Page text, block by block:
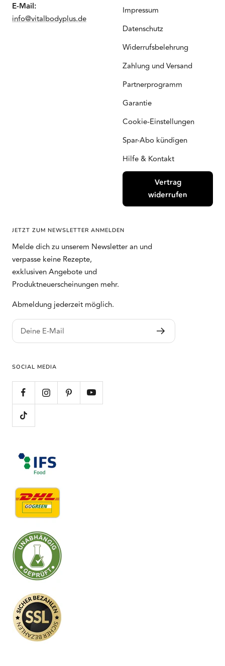
E-Mail:
info@vitalbodyplus.de
Impressum
Datenschutz
Widerrufsbelehrung
Zahlung und Versand
Partnerprogramm
Garantie
Cookie-Einstellungen
Spar-Abo kündigen
Hilfe & Kontakt
Vertrag
widerrufen
JETZT ZUM NEWSLETTER ANMELDEN
Melde dich zu unserem Newsletter an und
verpasse keine Rezepte,
exklusiven Angebote und
Produktneuerscheinungen mehr.
Abmeldung jederzeit möglich.
Deine E-Mail
SOCIAL MEDIA